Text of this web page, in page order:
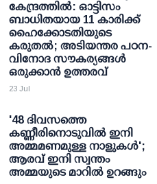
കേന്ദ്രത്തില്‍: ഓട്ടിസം
ബാധിതയായ 11 കാരിക്ക്
ഹൈക്കോടതിയുടെ
കരുതല്‍; അടിയന്തര പഠന-
വിനോദ സൗകര്യങ്ങള്‍
ഒരുക്കാന്‍ ഉത്തരവ്
23 Jul
'48 ദിവസത്തെ
കണ്ണീരിനൊടുവില്‍ ഇനി
അമ്മമണമുള്ള നാളുകള്‍';
ആരവ് ഇനി സ്വന്തം
അമ്മയുടെ മാറില്‍ ഉറങ്ങും